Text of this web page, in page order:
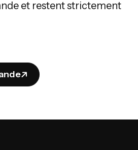
et restent strictement